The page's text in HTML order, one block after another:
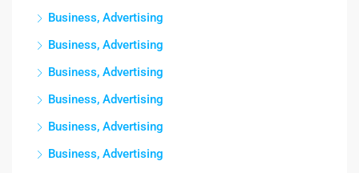
Business, Advertising
Business, Advertising
Business, Advertising
Business, Advertising
Business, Advertising
Business, Advertising